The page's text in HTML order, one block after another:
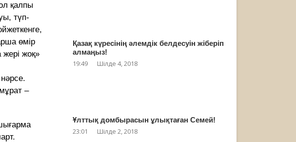
қалпы
түп-
өмір
жоқ»
–
Қазақ күресінің әлемдік белдесуін жіберіп
алмаңыз!
19:49 Шілде 4, 2018
Ұлттық домбырасын ұлықтаған Семей!
23:01 Шілде 2, 2018